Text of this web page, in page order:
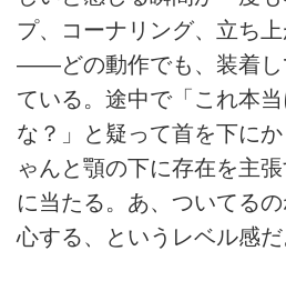
プ、コーナリング、立ち
――どの動作でも、装着し
ている。途中で「これ本
な？」と疑って首を下に
ゃんと顎の下に存在を主
に当たる。あ、ついてる
心する、というレベル感だ